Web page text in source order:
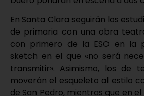
En Santa Clara seguirán los
de primaria con una obra
con primero de la ESO en la
sketch en el que «no será
transmitir». Asimismo, los de
moverán el esqueleto al estilo
de San Pedro, mientras que en